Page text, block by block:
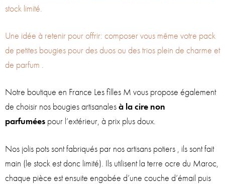
stock limité.
Une idée à retenir pour offrir: composer vous même votre pack
de petites bougies pour des duos ou des trios plein de charme et
de parfum .
Notre boutique en France Les filles M vous propose également
de choisir nos bougies artisanalesà la cire non
parfumées pour l’extérieur, à prix plus doux.
Nos jolis pots sont fabriqués par nos artisans potiers , ils sont fait
main (le stock est donc limité). Ils utilisent la terre ocre du Maroc,
chaque pièce est ensuite engobée d’une couche d’émail puis